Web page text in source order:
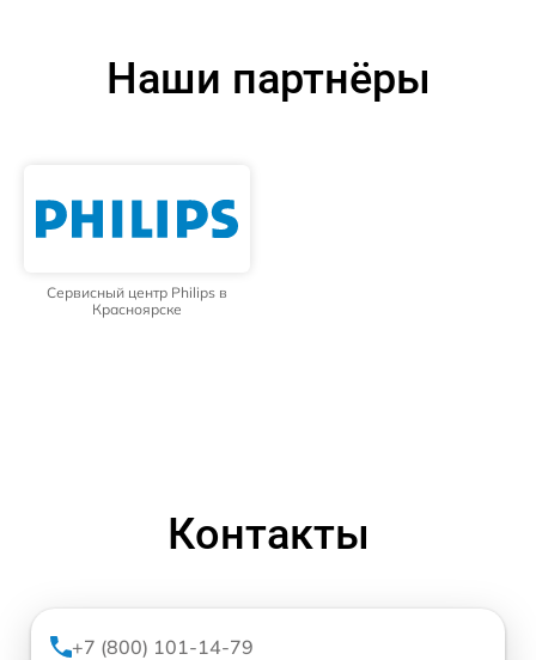
Наши партнёры
Сервисный центр Philips в
Красноярске
Контакты
+7 (800) 101-14-79